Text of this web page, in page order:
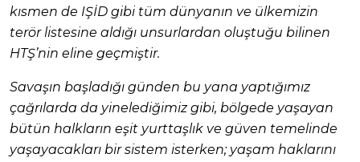
kısmen de IŞİD gibi tüm dünyanın ve ülkemizin
terör listesine aldığı unsurlardan oluştuğu bilinen
HTŞ’nin eline geçmiştir.
Savaşın başladığı günden bu yana yaptığımız
çağrılarda da yinelediğimiz gibi, bölgede yaşayan
bütün halkların eşit yurttaşlık ve güven temelinde
yaşayacakları bir sistem isterken; yaşam haklarını